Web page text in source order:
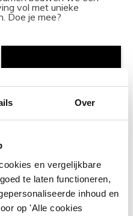
Over
en vergelijkbare
te laten functioneren,
inhoud en
op 'Alle cookies
vol met unieke
Doe je mee?